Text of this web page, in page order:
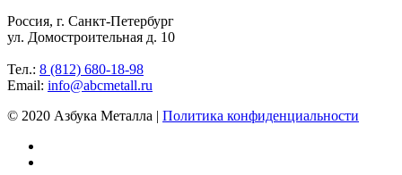
Россия, г. Санкт-Петербург
ул. Домостроительная д. 10
Тел.: 8 (812) 680-18-98
Email: info@abcmetall.ru
© 2020 Азбука Металла | Политика конфиденциальности